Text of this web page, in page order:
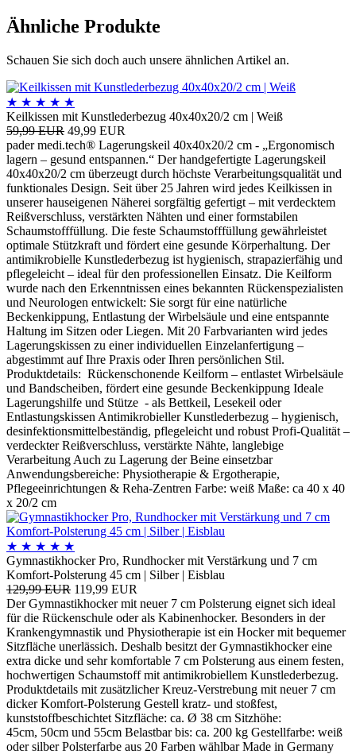
Ähnliche Produkte
Schauen Sie sich doch auch unsere ähnlichen Artikel an.
★ ★ ★ ★ ★
Keilkissen mit Kunstlederbezug 40x40x20/2 cm | Weiß
59,99 EUR 49,99 EUR
pader medi.tech® Lagerungskeil 40x40x20/2 cm - „Ergonomisch
lagern – gesund entspannen.“ Der handgefertigte Lagerungskeil
40x40x20/2 cm überzeugt durch höchste Verarbeitungsqualität und
funktionales Design. Seit über 25 Jahren wird jedes Keilkissen in
unserer hauseigenen Näherei sorgfältig gefertigt – mit verdecktem
Reißverschluss, verstärkten Nähten und einer formstabilen
Schaumstofffüllung. Die feste Schaumstofffüllung gewährleistet
optimale Stützkraft und fördert eine gesunde Körperhaltung. Der
antimikrobielle Kunstlederbezug ist hygienisch, strapazierfähig und
pflegeleicht – ideal für den professionellen Einsatz. Die Keilform
wurde nach den Erkenntnissen eines bekannten Rückenspezialisten
und Neurologen entwickelt: Sie sorgt für eine natürliche
Beckenkippung, Entlastung der Wirbelsäule und eine entspannte
Haltung im Sitzen oder Liegen. Mit 20 Farbvarianten wird jedes
Lagerungskissen zu einer individuellen Einzelanfertigung –
abgestimmt auf Ihre Praxis oder Ihren persönlichen Stil.
Produktdetails: Rückenschonende Keilform – entlastet Wirbelsäule
und Bandscheiben, fördert eine gesunde Beckenkippung Ideale
Lagerungshilfe und Stütze - als Bettkeil, Lesekeil oder
Entlastungskissen Antimikrobieller Kunstlederbezug – hygienisch,
desinfektionsmittelbeständig, pflegeleicht und robust Profi-Qualität –
verdeckter Reißverschluss, verstärkte Nähte, langlebige
Verarbeitung Auch zu Lagerung der Beine einsetzbar
Anwendungsbereiche: Physiotherapie & Ergotherapie,
Pflegeeinrichtungen & Reha-Zentren Farbe: weiß Maße: ca 40 x 40
x 20/2 cm
★ ★ ★ ★ ★
Gymnastikhocker Pro, Rundhocker mit Verstärkung und 7 cm
Komfort-Polsterung 45 cm | Silber | Eisblau
129,99 EUR 119,99 EUR
Der Gymnastikhocker mit neuer 7 cm Polsterung eignet sich ideal
für die Rückenschule oder als Kabinenhocker. Besonders in der
Krankengymnastik und Physiotherapie ist ein Hocker mit bequemer
Sitzfläche unerlässich. Deshalb besitzt der Gymnastikhocker eine
extra dicke und sehr komfortable 7 cm Polsterung aus einem festen,
hochwertigen Schaumstoff mit antimikrobiellem Kunstlederbezug.
Produktdetails mit zusätzlicher Kreuz-Verstrebung mit neuer 7 cm
dicker Komfort-Polsterung Gestell kratz- und stoßfest,
kunststoffbeschichtet Sitzfläche: ca. Ø 38 cm Sitzhöhe:
45cm, 50cm und 55cm Belastbar bis: ca. 200 kg Gestellfarbe: weiß
oder silber Polsterfarbe aus 20 Farben wählbar Made in Germany